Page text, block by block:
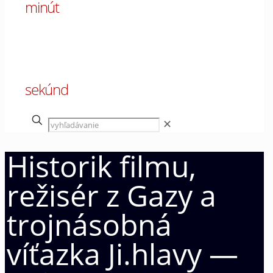
minút
sekúnd
✕
Historik filmu,
režisér z Gazy a
trojnásobná
víťazka Ji.hlavy —